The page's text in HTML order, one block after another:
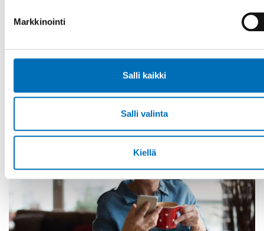
Markkinointi
Salli kaikki
Salli valinta
Kiellä
Under 2020 har Rådet för nordiskt samarbete om